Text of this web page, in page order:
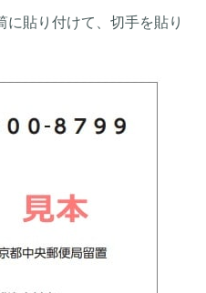
に貼り付けて、切手を貼り